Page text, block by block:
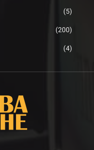
(5)
(200)
(4)